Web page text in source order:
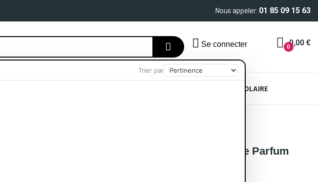
Nous appeler: 01 85 09 15 63
Se connecter 0,00 €
0
PROTECTION SOLAIRE
Abercrombie And Fitch First Instinct Sheer Eau De Parfum
Trier par